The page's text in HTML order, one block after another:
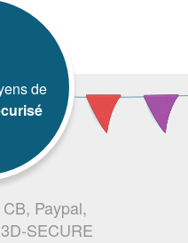
de
Paypal,
SECURE